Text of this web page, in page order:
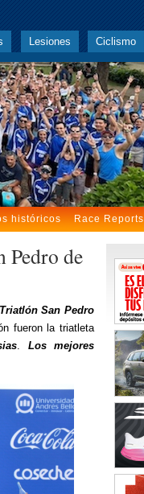
Lesiones Ciclismo
históricos Race Reports
Pedro de
San Pedro
fueron la triatleta
. Los mejores